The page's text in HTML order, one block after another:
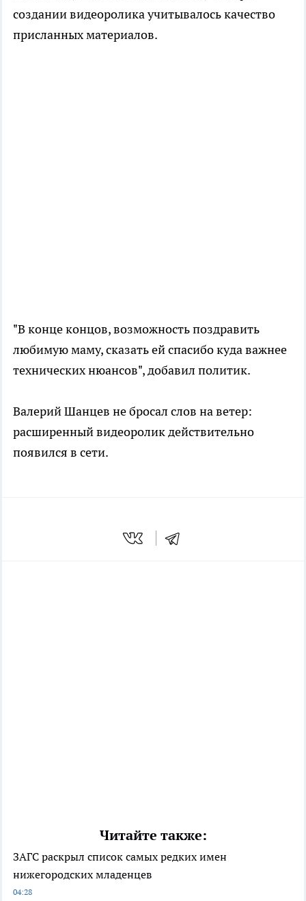
создании видеоролика учитывалось качество
присланных материалов.
"В конце концов, возможность поздравить
любимую маму, сказать ей спасибо куда важнее
технических нюансов", добавил политик.
Валерий Шанцев не бросал слов на ветер:
расширенный видеоролик действительно
появился в сети.
Читайте также:
ЗАГС раскрыл список самых редких имен
нижегородских младенцев
04:28